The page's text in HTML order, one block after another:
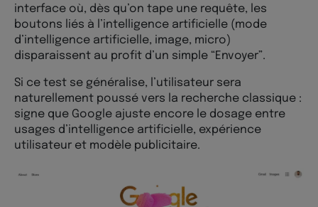
interface où, dès qu’on tape une requête, les
boutons liés à l’intelligence artificielle (mode
d’intelligence artificielle, image, micro)
disparaissent au profit d’un simple “Envoyer”.
Si ce test se généralise, l’utilisateur sera
naturellement poussé vers la recherche classique :
signe que Google ajuste encore le dosage entre
usages d’intelligence artificielle, expérience
utilisateur et modèle publicitaire.